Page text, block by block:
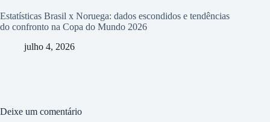
Estatísticas Brasil x Noruega: dados escondidos e tendências
do confronto na Copa do Mundo 2026
julho 4, 2026
Deixe um comentário